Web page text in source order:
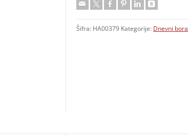
Šifra: HA00379 Kategorije: Dnevni